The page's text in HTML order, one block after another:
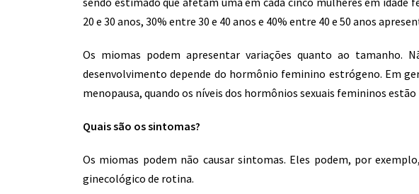
20 e 30 anos, 30% entre 30 e 40 anos e 40% entre 40 e 50 anos
Os miomas podem apresentar variações quanto ao tamanho.
desenvolvimento depende do hormônio feminino estrógeno. Em
menopausa, quando os níveis dos hormônios sexuais femininos estão
Quais são os sintomas?
Os miomas podem não causar sintomas. Eles podem, por
ginecológico de rotina.